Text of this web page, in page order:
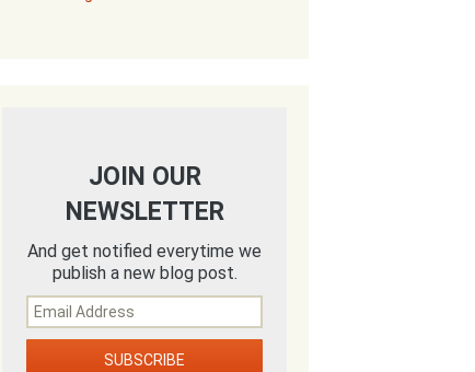
JOIN OUR
NEWSLETTER
And get notified everytime we
publish a new blog post.